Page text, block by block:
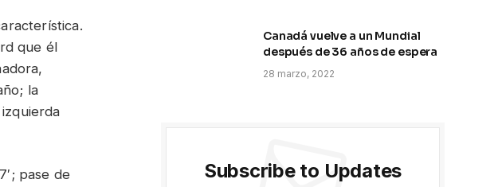
que él
la
pase de
Canadá vuelve a un Mundial
después de 36 años de espera
28 marzo, 2022
Subscribe to Updates